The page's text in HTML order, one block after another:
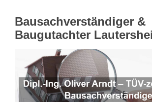
Bausachverständiger &
Baugutachter